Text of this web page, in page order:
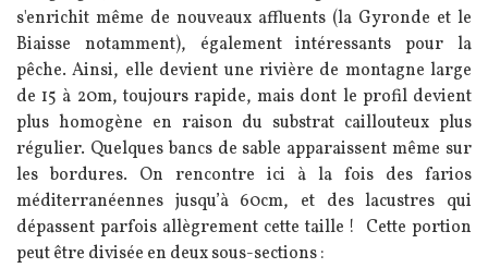
s'enrichit même de nouveaux affluents (la Gyronde et le
Biaisse notamment), également intéressants pour la
pêche.Ainsi, elle devient une rivière de montagne large
de 15 à 20m, toujours rapide, mais dont le profil devient
plus homogène en raison du substrat caillouteux plus
régulier. Quelques bancs de sable apparaissent même sur
les bordures. On rencontre ici à la fois des farios
méditerranéennes jusqu’à 60cm, et des lacustres qui
dépassent parfois allègrement cette taille ! Cette portion
peut être divisée en deux sous-sections :